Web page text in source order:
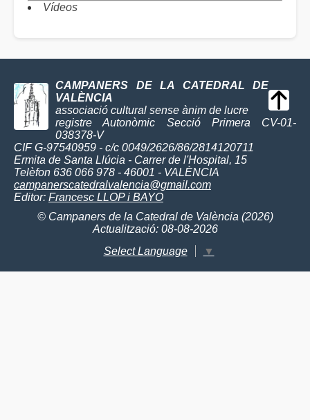
Vídeos
CAMPANERS DE LA CATEDRAL DE
VALÈNCIA
associació cultural sense ànim de lucre
registre Autonòmic Secció Primera CV-01-
038378-V
CIF G-97540959 - c/c 0049/2626/86/2814120711
Ermita de Santa Llúcia - Carrer de l'Hospital, 15
Telèfon 636 066 978 - 46001 - VALÈNCIA
campanerscatedralvalencia@gmail.com
Editor: Francesc LLOP i BAYO
© Campaners de la Catedral de València (2026)
Actualització: 08-08-2026
Select Language
▼